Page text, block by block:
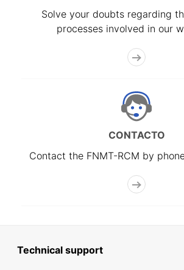
Solve your doubts regarding
processes involved in our
CONTACTO
Contact the FNMT-RCM by
Technical support